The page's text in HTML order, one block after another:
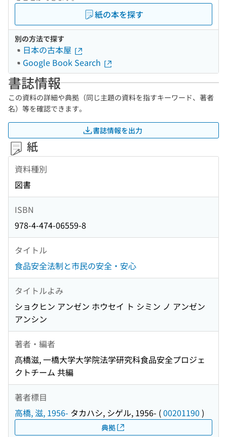
紙の本を探す
別の方法で探す
日本の古本屋
Google Book Search
書誌情報
この資料の詳細や典拠（同じ主題の資料を指すキーワード、著者
名）等を確認できます。
書誌情報を出力
紙
資料種別
図書
ISBN
978-4-474-06559-8
タイトル
食品安全法制と市民の安全・安心
タイトルよみ
ショクヒン アンゼン ホウセイ ト シミン ノ アンゼン
アンシン
著者・編者
髙橋滋, 一橋大学大学院法学研究科食品安全プロジェ
クトチーム 共編
著者標目
高橋, 滋, 1956- タカハシ, シゲル, 1956- (00201190 )
典拠